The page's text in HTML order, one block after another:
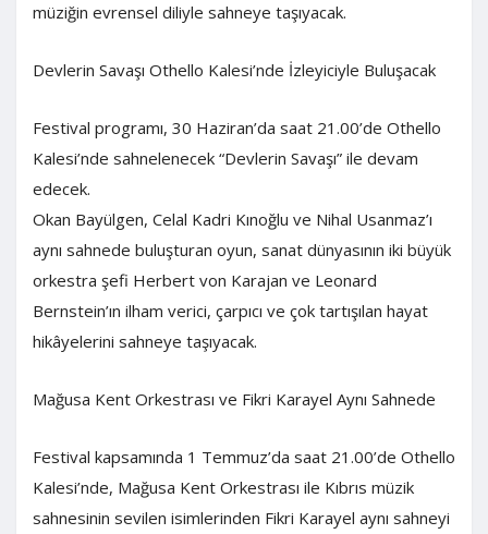
müziğin evrensel diliyle sahneye taşıyacak.
Devlerin Savaşı Othello Kalesi’nde İzleyiciyle Buluşacak
Festival programı, 30 Haziran’da saat 21.00’de Othello
Kalesi’nde sahnelenecek “Devlerin Savaşı” ile devam
edecek.
Okan Bayülgen, Celal Kadri Kınoğlu ve Nihal Usanmaz’ı
aynı sahnede buluşturan oyun, sanat dünyasının iki büyük
orkestra şefi Herbert von Karajan ve Leonard
Bernstein’ın ilham verici, çarpıcı ve çok tartışılan hayat
hikâyelerini sahneye taşıyacak.
Mağusa Kent Orkestrası ve Fikri Karayel Aynı Sahnede
Festival kapsamında 1 Temmuz’da saat 21.00’de Othello
Kalesi’nde, Mağusa Kent Orkestrası ile Kıbrıs müzik
sahnesinin sevilen isimlerinden Fikri Karayel aynı sahneyi